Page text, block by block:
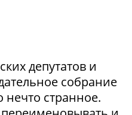
депутатов и
собрание
странное.